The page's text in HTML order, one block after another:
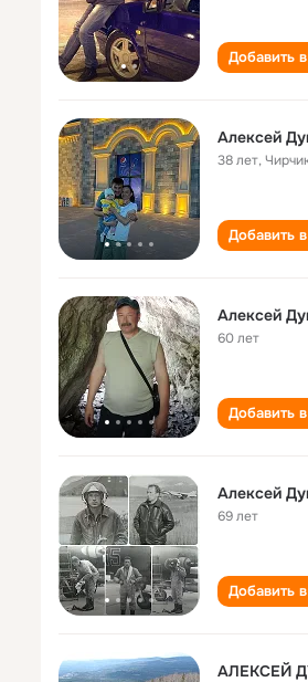
Добавить
Алексей
38 лет,
Добавить
Алексей
60 лет
Добавить
Алексей
69 лет
Добавить
АЛЕКСЕЙ